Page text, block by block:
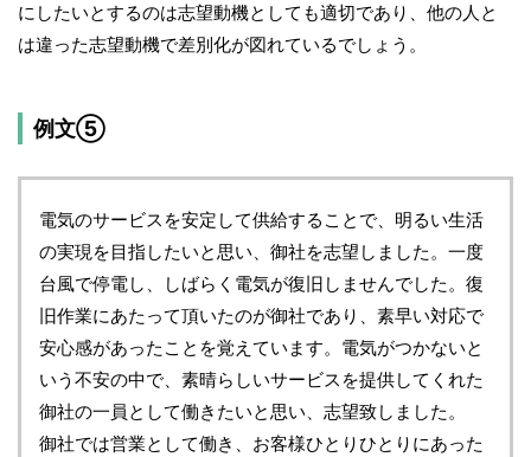
にしたいとするのは志望動機としても適切であり、他の人と
は違った志望動機で差別化が図れているでしょう。
例文⑤
電気のサービスを安定して供給することで、明るい生活
の実現を目指したいと思い、御社を志望しました。一度
台風で停電し、しばらく電気が復旧しませんでした。復
旧作業にあたって頂いたのが御社であり、素早い対応で
安心感があったことを覚えています。電気がつかないと
いう不安の中で、素晴らしいサービスを提供してくれた
御社の一員として働きたいと思い、志望致しました。
御社では営業として働き、お客様ひとりひとりにあった